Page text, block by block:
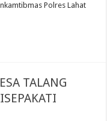
Polres Lahat
TALANG